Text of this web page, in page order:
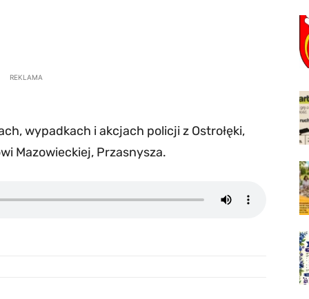
REKLAMA
wypadkach i akcjach policji z Ostrołęki,
Mazowieckiej, Przasnysza.